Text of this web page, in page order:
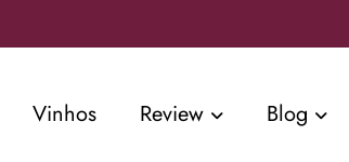
Vinhos Review Blog